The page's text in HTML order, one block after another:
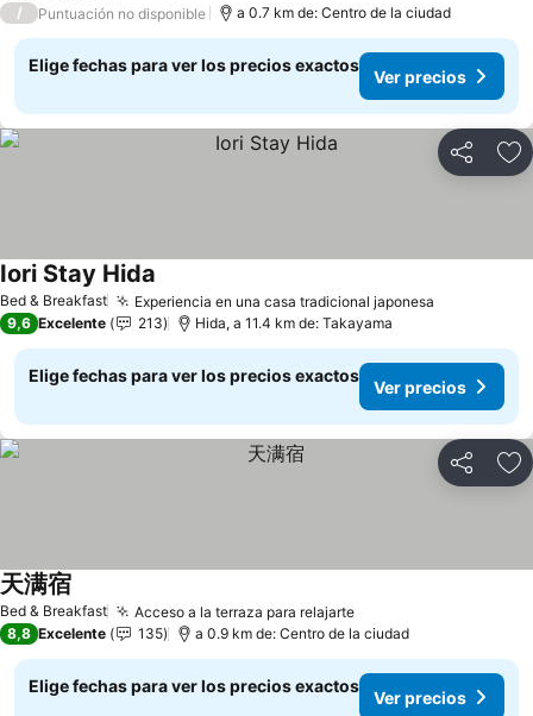
/ Puntuación no disponible a 0.7 km de: Centro de la ciudad
Elige fechas para ver los precios exactos
Ver precios
Compartir
Bed & Breakfast Experiencia en una casa tradicional japonesa
Iori Stay Hida
9,6 Excelente 213 Hida, a 11.4 km de: Takayama
Elige fechas para ver los precios exactos
Ver precios
Compartir
Bed & Breakfast Acceso a la terraza para relajarteVer precios
天满宿
8,8 Excelente 135 a 0.9 km de: Centro de la ciudad
Elige fechas para ver los precios exactos
Ver precios